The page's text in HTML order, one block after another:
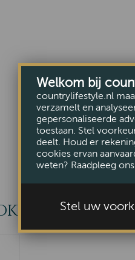
Welkom bij
countrylifestyle.nl
verzamelt en
gepersonaliseerde
toestaan. Stel
deelt. Houd er
cookies ervan
weten? Raadpleeg ons
Stel uw